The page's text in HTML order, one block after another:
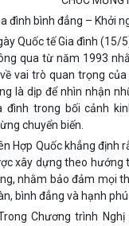
đình bình đẳng – Khởi
Quốc tế Gia đình (15/
qua từ năm 1993
vai trò quan trọng
là dịp để nhìn nhận
đình trong bối cảnh
chuyển biến.
Hợp Quốc khẳng định
xây dựng theo hướng
nhằm bảo đảm mọi
bình đẳng và hạnh
Chương trình